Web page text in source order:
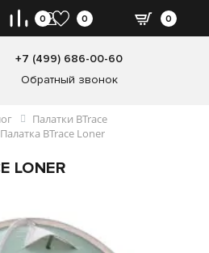
+7 (499) 686-00-60
Обратный звонок
0
0 0
Палатки BTrace
Палатка BTrace Loner
LONER